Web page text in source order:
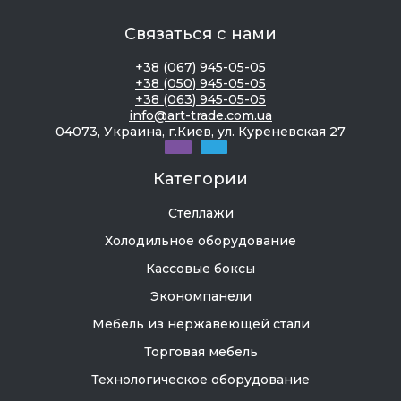
санэпидстанция требует
Системы автооттайки — без них через
неделю будет ледяная глыба
температура, аварийная сигнализация
не просто продаем железки —
помогаем людям не наделать ошибок. Иногда
лучше подойдет что-то другое. Спорим,
убеждаем... зато потом благодарят.
Виды холодильных шкафов:
Связаться с нами
+38 (067) 945-05-05
+38 (050) 945-05-05
+38 (063) 945-05-05
info@art-trade.com.ua
04073, Украина, г.Киев, ул. Куреневская 27
Категории
Стеллажи
Холодильное оборудование
Кассовые боксы
Экономпанели
Мебель из нержавеющей стали
Торговая мебель
Технологическое оборудование